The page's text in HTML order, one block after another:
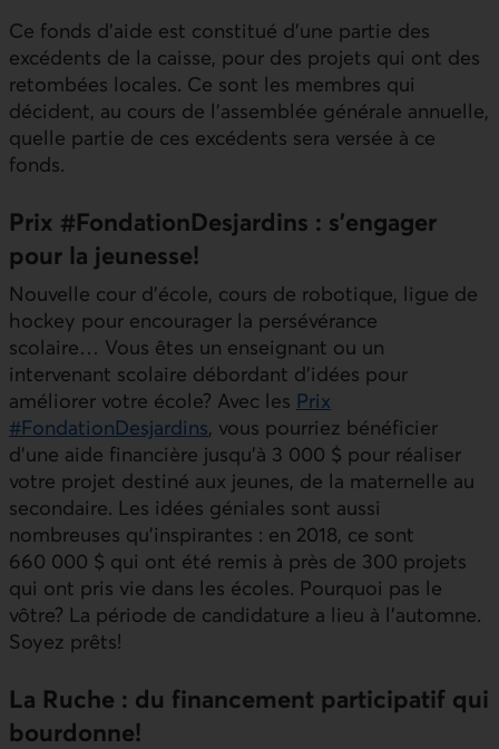
Ce fonds d’aide est constitué d’une partie des
excédents de la caisse, pour des projets qui ont des
retombées locales. Ce sont les membres qui
décident, au cours de l’assemblée générale annuelle,
quelle partie de ces excédents sera versée à ce
fonds.
Prix #FondationDesjardins : s’engager
pour la jeunesse!
Nouvelle cour d’école, cours de robotique, ligue de
hockey pour encourager la persévérance
scolaire… Vous êtes un enseignant ou un
intervenant scolaire débordant d’idées pour
améliorer votre école? Avec les Prix
#FondationDesjardins, vous pourriez bénéficier
d’une aide financière jusqu’à 3 000 $ pour réaliser
votre projet destiné aux jeunes, de la maternelle au
secondaire. Les idées géniales sont aussi
nombreuses qu’inspirantes : en 2018, ce sont
660 000 $ qui ont été remis à près de 300 projets
qui ont pris vie dans les écoles. Pourquoi pas le
vôtre? La période de candidature a lieu à l’automne.
Soyez prêts!
La Ruche : du financement participatif qui
bourdonne!